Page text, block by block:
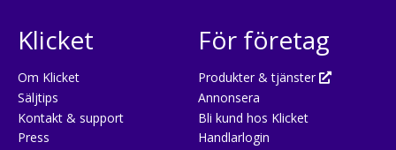
Klicket
Om Klicket
Säljtips
Kontakt & support
Press
För företag
Produkter & tjänster
Annonsera
Bli kund hos Klicket
Handlarlogin